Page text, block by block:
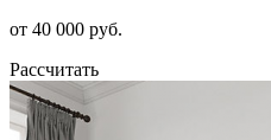
от 40 000 руб.
Рассчитать